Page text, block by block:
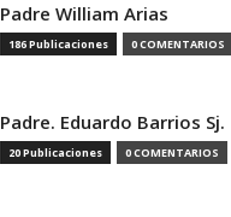
Padre William Arias
186 Publicaciones 0 COMENTARIOS
Padre. Eduardo Barrios Sj.
20 Publicaciones 0 COMENTARIOS